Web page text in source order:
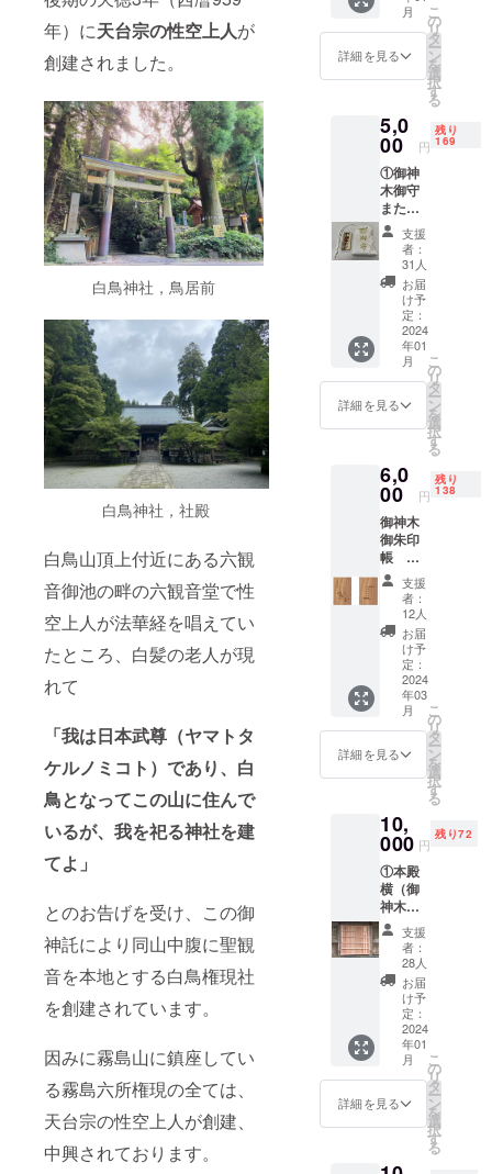
年）に天台宗の性空上人が
創建されました。
白鳥神社，鳥居前
白鳥神社，社殿
白鳥山頂上付近にある六観
音御池の畔の六観音堂で性
空上人が法華経を唱えてい
たところ、白髪の老人が現
れて
「我は日本武尊（ヤマトタ
ケルノミコト）であり、 白
鳥となってこの山に住んで
いるが、 我を祀る神社を建
てよ」
とのお告げを受け、この御
神託により同山中腹に聖観
音を本地とする白鳥権現社
を創建されています。
因みに霧島山に鎮座してい
る霧島六所権現の全ては、
天台宗の性空上人が創建、
中興されております。
御朱印
返礼品
は全て
郵送さ
せてい
ます。
月
詳細を見る
こ
の
リ
タ
ー
ン
を
選
択
す
る
5,0
00 円
残り
169
①御神
木御守
または
東大寺
狹川長
老の手
書き複
製絵馬
②宮司
からの
御礼状
③本プ
ロジェ
クトの
報告
（関係
む）及
び衛守
杉御朱
印 ※御
神木御
守また
は東大
寺狹川
長老の
手書き
複製絵
馬にす
るかお
選びく
ださ
い。
選択が
守をお
送りし
ます。
返礼
品は全
て郵送
させて
いただ
きま
す。
支援
者：
31人
お届
け予
定：
2024
年01
月
詳細を見る
こ
の
リ
タ
ー
ン
を
選
択
す
る
6,0
00 円
残り
138
御神木
御朱印
帳
倒伏し
た御神
木の材
を加工
奉製
（縦
18.5ｃ
ｍ×横12
ｃｍ）
しての
御朱印
帳で
す。御
どと同
様にご
祈禱及
び当社
の御朱
印をし
た上で
お送り
しま
す。当
社本殿
の唐獅
子牡丹
などの
デザイ
ンをお
入れし
（※デザ
支援
者：
12人
お届
け予
定：
2024
年03
月
詳細を見る
こ
の
リ
タ
ー
ン
を
選
択
す
る
10,
000 円
残り72
①本殿
横（御
神木近
く）芳
名板の
御記名
②御神
木御守
③衛守
杉御朱
印 ④宮
司から
の御礼
状 ⑤本
プロ
ジェク
告 ※芳
支援
者：
28人
お届
け予
定：
2024
年01
月
詳細を見る
こ
の
リ
タ
ー
ン
を
選
択
す
る